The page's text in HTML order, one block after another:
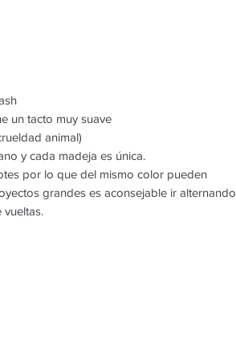
un tacto muy suave
animal)
y cada madeja es única.
por lo que del mismo color pueden
grandes es aconsejable ir alternando